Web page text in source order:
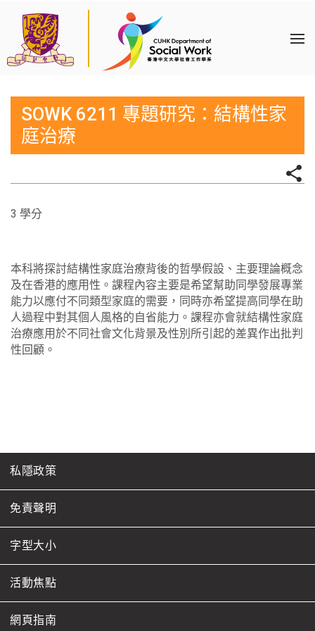
SOWK 6211 專題研究：結構性家
庭治療
3 學分
本科將探討結構性家庭治療背後的哲學假設、主要理論概念
及在香港的應用性。課程內容主要是希望幫助同學發展專業
能力以應付不同類型家庭的需要，同時亦希望提高同學在助
人過程中對其個人風格的自省能力。課程亦會就結構性家庭
治療應用於不同社會文化背景及性別所引起的差異作出批判
性回顧。
私隱政策
免責聲明
字型大小
活動焦點
網頁指南